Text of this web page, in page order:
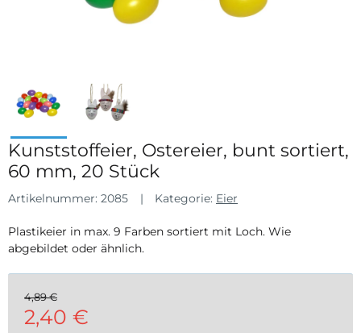
Kunststoffeier, Ostereier, bunt sortiert,
60 mm, 20 Stück
Artikelnummer: 2085 Kategorie: Eier
Plastikeier in max. 9 Farben sortiert mit Loch. Wie
abgebildet oder ähnlich.
4,89 €
2,40 €